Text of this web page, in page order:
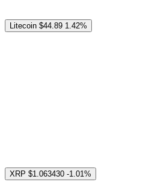
Litecoin $44.89 1.42%
XRP $1.063430 -1.01%